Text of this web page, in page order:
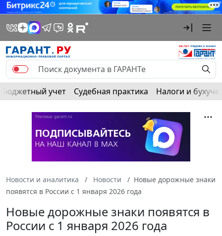
Бюджетный учет Судебная практика Налоги и
Новости и аналитика Новости
Новые дорожные знаки
появятся в России с 1 января 2026 года
Новые дорожные знаки появятся в
России с 1 января 2026 года